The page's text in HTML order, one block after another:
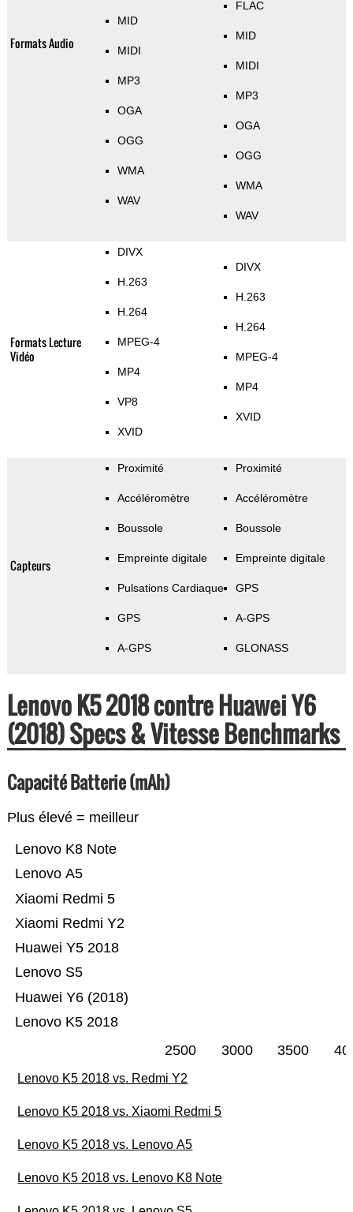
Formats Audio
MID
MIDI
MP3
OGA
OGG
WMA
WAV
FLAC
MID
MIDI
MP3
OGA
OGG
WMA
WAV
Formats Lecture
Vidéo
DIVX
H.263
H.264
MPEG-4
MP4
VP8
XVID
DIVX
H.263
H.264
MPEG-4
MP4
XVID
Capteurs
Proximité
Accéléromètre
Boussole
Empreinte digitale
Pulsations Cardiaque
GPS
A-GPS
Proximité
Accéléromètre
Boussole
Empreinte digitale
GPS
A-GPS
GLONASS
Lenovo K5 2018 contre Huawei Y6
(2018) Specs & Vitesse Benchmarks
Capacité Batterie (mAh)
Plus élevé = meilleur
Lenovo K5 2018
Huawei Y6 (2018)
Lenovo S5
Huawei Y5 2018
Xiaomi Redmi Y2
Xiaomi Redmi 5
Lenovo A5
Lenovo K8 Note
2500 3000 3500
Lenovo K5 2018 vs. Redmi Y2
Lenovo K5 2018 vs. Xiaomi Redmi 5
Lenovo K5 2018 vs. Lenovo A5
Lenovo K5 2018 vs. Lenovo K8 Note